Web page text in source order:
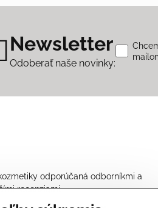
Newsletter
Odoberať naše novinky:
odporúčaná odborníkmi a
recenziami.